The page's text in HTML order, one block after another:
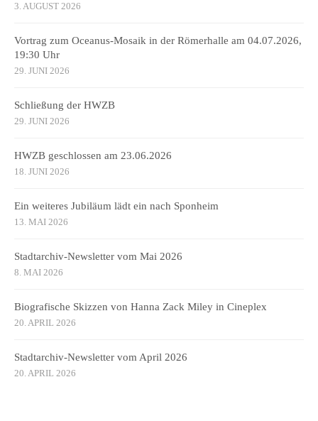
3. AUGUST 2026
Vortrag zum Oceanus-Mosaik in der Römerhalle am 04.07.2026,
19:30 Uhr
29. JUNI 2026
Schließung der HWZB
29. JUNI 2026
HWZB geschlossen am 23.06.2026
18. JUNI 2026
Ein weiteres Jubiläum lädt ein nach Sponheim
13. MAI 2026
Stadtarchiv-Newsletter vom Mai 2026
8. MAI 2026
Biografische Skizzen von Hanna Zack Miley in Cineplex
20. APRIL 2026
Stadtarchiv-Newsletter vom April 2026
20. APRIL 2026